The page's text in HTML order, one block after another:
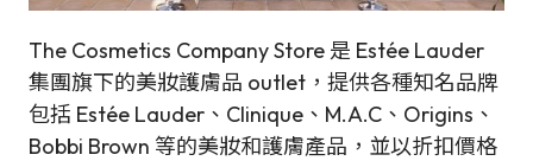
The Cosmetics Company Store 是 Estée Lauder
集團旗下的美妝護膚品 outlet，提供各種知名品牌
包括 Estée Lauder、Clinique、M.A.C、Origins、
Bobbi Brown 等的美妝和護膚產品，並以折扣價格